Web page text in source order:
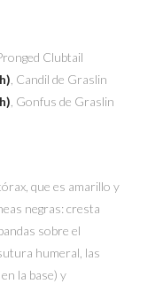
Pronged Clubtail
, Candil de Graslin
, Gonfus de Graslin
que es amarillo y
negras: cresta
sobre el
humeral, las
la base) y